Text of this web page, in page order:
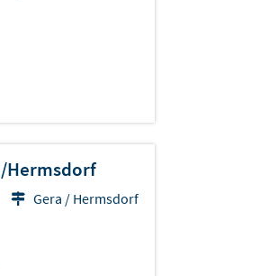
Hermsdorf
Gera / Hermsdorf